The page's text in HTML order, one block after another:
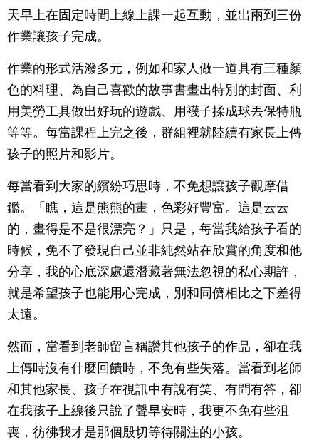
天早上在固定時間上線上課一起互動，並出兩到三份
作業讓孩子完成。
作業的形式活潑多元，例如和家人做一道具有三種顏
色的料理、為自己喜歡的故事書畫出特別的封面、利
用美勞工具做出好玩的遊戲、用襪子揉成球丟保特瓶
等等。每當課程上完之後，群組裡就陸續有家長上傳
孩子的照片和影片。
每當看到大家的繽紛巧思時，不免想讓孩子觀摩借
鑑。「瞧，這是熊熊的畫，色彩好豐富。這是云云
的，畫得是不是很漂亮？」只是，每當我給孩子看的
時候，免不了發現自己並非純然站在欣賞的角度和他
分享，我的心底深處還潛藏著無法忽視的私心期許，
就是希望孩子也能用心完成，別和同儕相比之下差得
太遠。
然而，當看到老師留言稱讚其他孩子的作品，卻在我
上傳時沒有什麼回饋時，不免有些失落。當看到老師
和其他家長、孩子在視訊中有說有笑、有問有答，卻
在我孩子上線後只說了聲早安時，我更不免有些沮
喪，彷彿我才是那個殷切等待關注的小孩。